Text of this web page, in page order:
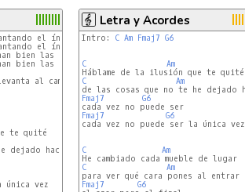
el índice al cambiar de acorde
el índice al cambiar de acorde
bien las dos versiones
bien las dos versiones
al cambiar de acorde
única vez
Letra y Acordes
Intro: C Am Fmaj7 G6
C
Am
C
Am
Fmaj7
G6
Fmaj7
G6
cada vez no puede ser la única vez
C
Am
C
Am
Fmaj7
G6